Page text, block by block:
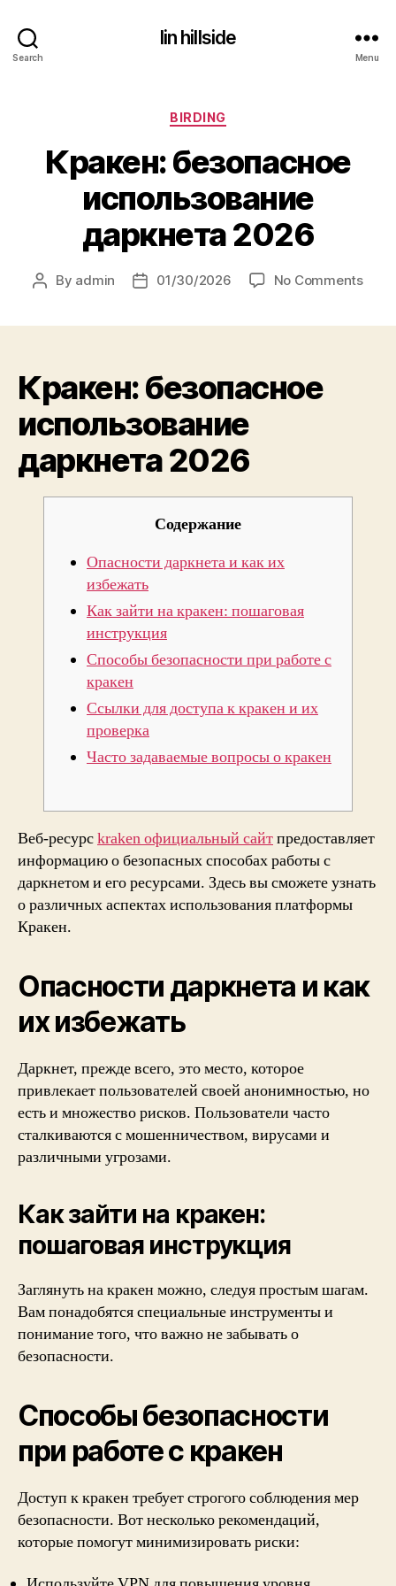
Search
lin hillside
Menu
Categories
BIRDING
Кракен: безопасное
использование
даркнета 2026
Post
By admin
Post01/30/2026 No Commentson
Кракен: безопасное
использование
даркнета 2026
Содержание
Опасности даркнета и как их
избежать
Как зайти на кракен: пошаговая
инструкция
Способы безопасности при работе с
кракен
Ссылки для доступа к кракен и их
проверка
Часто задаваемые вопросы о кракен
Веб-ресурсkraken официальный сайтпредоставляет
информацию о безопасных способах работы с
даркнетом и его ресурсами. Здесь вы сможете узнать
о различных аспектах использования платформы
Кракен.
Опасности даркнета и как
их избежать
Даркнет, прежде всего, это место, которое
привлекает пользователей своей анонимностью, но
есть и множество рисков. Пользователи часто
сталкиваются с мошенничеством, вирусами и
различными угрозами.
Как зайти на кракен:
пошаговая инструкция
Заглянуть на кракен можно, следуя простым шагам.
Вам понадобятся специальные инструменты и
понимание того, что важно не забывать о
безопасности.
Способы безопасности
при работе с кракен
Доступ к кракен требует строгого соблюдения мер
безопасности. Вот несколько рекомендаций,
которые помогут минимизировать риски: